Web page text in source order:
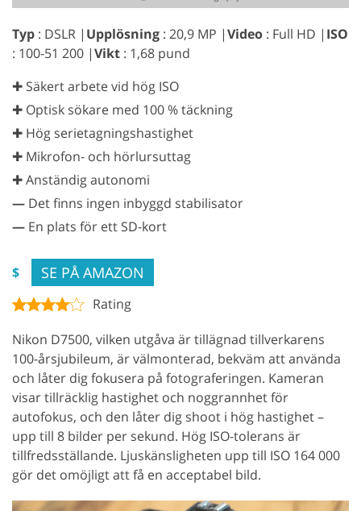
Typ : DSLR | Upplösning : 20,9 MP |Video : Full HD | ISO
: 100-51 200 |Vikt : 1,68 pund
✚ Säkert arbete vid hög ISO
✚ Optisk sökare med 100 % täckning
✚ Hög serietagningshastighet
✚ Mikrofon- och hörlursuttag
✚ Anständig autonomi
— Det finns ingen inbyggd stabilisator
— En plats för ett SD-kort
$ SE PÅ AMAZON
Rating
Nikon D7500, vilken utgåva är tillägnad tillverkarens
100-årsjubileum, är välmonterad, bekväm att använda
och låter dig fokusera på fotograferingen. Kameran
visar tillräcklig hastighet och noggrannhet för
autofokus, och den låter dig shoot i hög hastighet –
upp till 8 bilder per sekund. Hög ISO-tolerans är
tillfredsställande. Ljuskänsligheten upp till ISO 164 000
gör det omöjligt att få en acceptabel bild.